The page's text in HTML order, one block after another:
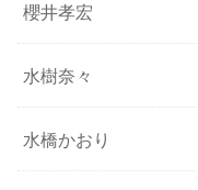
櫻井孝宏
水樹奈々
水橋かおり